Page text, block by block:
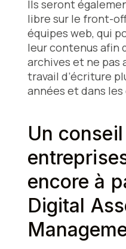
Ils seront
libre sur le front-
équipes web, qui
leur contenus afin
archives et ne pas
travail d’écriture
années et dans
Un
encore à
Digital